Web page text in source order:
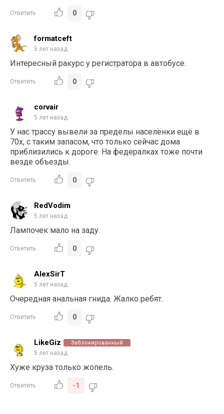
Ответить 0
formatceft
5 лет назад
Интересный ракурс у регистратора в автобусе.
Ответить 0
corvair
5 лет назад
У нас трассу вывели за пределы населёнки ещё в
70х, с таким запасом, что только сейчас дома
приблизились к дороге. На федералках тоже почти
везде объезды.
Ответить 0
RedVodim
5 лет назад
Лампочек мало на заду.
Ответить 0
AlexSirT
5 лет назад
Очередная анальная гнида. Жалко ребят.
Ответить 0
LikeGiz Заблокированный
5 лет назад
Хуже круза только жопель.
Ответить -1